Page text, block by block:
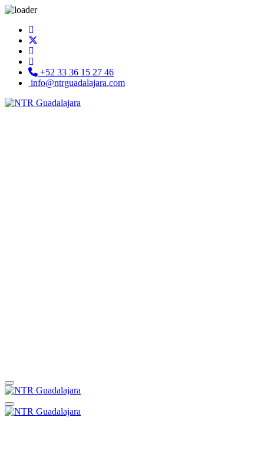
+52 33 36 15 27 46
info@ntrguadalajara.com